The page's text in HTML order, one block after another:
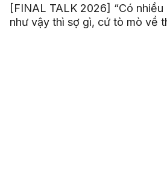
[FINAL TALK 2026] “Có
như vậy thì sợ gì, cứ tò mò về